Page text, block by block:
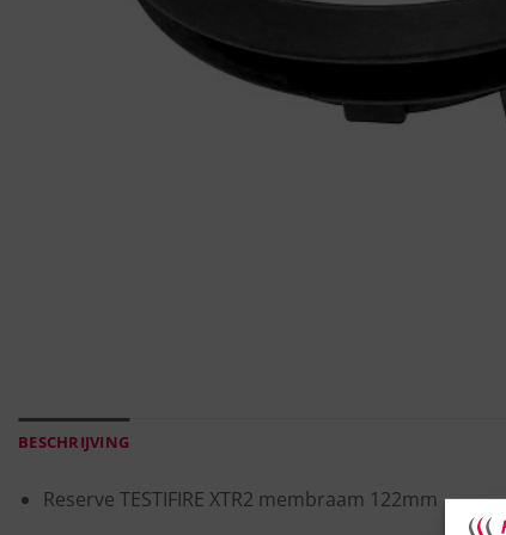
BESCHRIJVING
Reserve TESTIFIRE XTR2 membraam 122mm